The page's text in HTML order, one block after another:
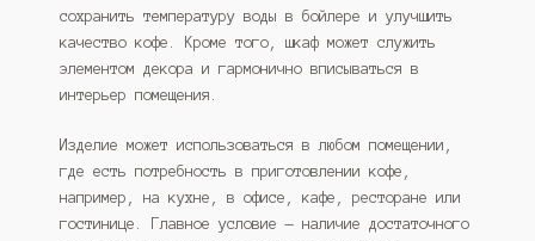
сохранить температуру воды в бойлере и улучшить
качество кофе. Кроме того, шкаф может служить
элементом декора и гармонично вписываться в
интерьер помещения.
Изделие может использоваться в любом помещении,
где есть потребность в приготовлении кофе,
например, на кухне, в офисе, кафе, ресторане или
гостинице. Главное условие — наличие достаточного